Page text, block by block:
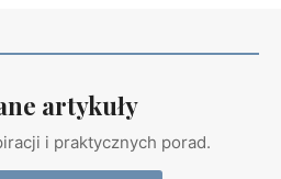
artykuły
i praktycznych porad.